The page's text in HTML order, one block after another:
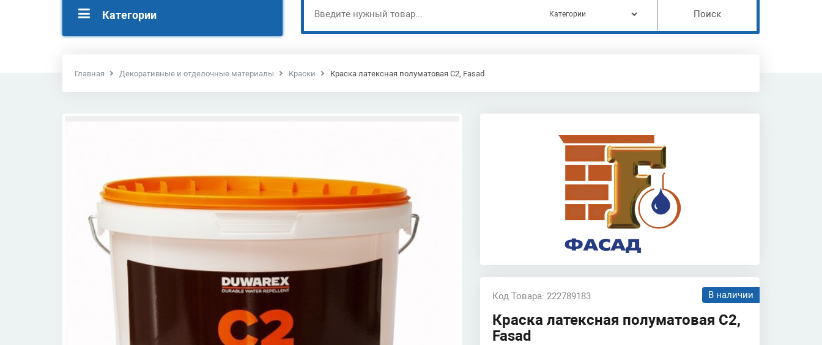
Категории Поиск
Главная Декоративные и отделочные материалы Краски Краска латексная полуматовая С2, Fasad
Код Товара: 222789183 В наличии
Краска латексная полуматовая С2,
Fasad